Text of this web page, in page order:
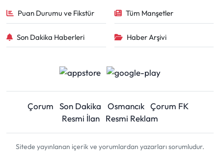
Puan Durumu ve Fikstür Tüm Manşetler
Son Dakika Haberleri Haber Arşivi
Çorum Son Dakika Osmancık Çorum FK
Resmi İlan
Resmi Reklam
Sitede yayınlanan içerik ve yorumlardan yazarları sorumludur.